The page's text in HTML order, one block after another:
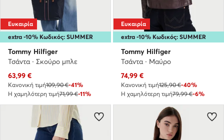
extra -10% Κωδικός: SUMMER
Ευκαιρία
Tommy Hilfiger
Τσάντα · Σκούρο μπλε
Τρέχουσα τιμή
63,99 €
Κανονική τιμή109,90 €-41%
Η χαμηλότερη τιμή71,99 €-11%
extra -10% Κωδικός: SUMMER
Ευκαιρία
Tommy Hilfiger
Τσάντα · Μαύρο
Τρέχουσα τιμή
74,99 €
Κανονική τιμή125,90 €-40%
Η χαμηλότερη τιμή79,99 €-6%